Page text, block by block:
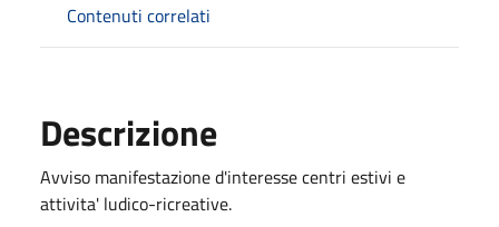
Contenuti correlati
Descrizione
Avviso manifestazione d'interesse centri estivi e
attivita' ludico-ricreative.